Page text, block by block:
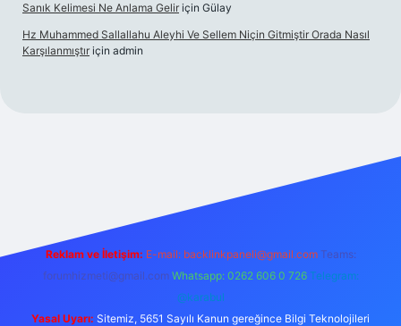
Sanık Kelimesi Ne Anlama Gelir için Gülay
Hz Muhammed Sallallahu Aleyhi Ve Sellem Niçin Gitmiştir Orada Nasıl
Karşılanmıştır için admin
Reklam ve İletişim: E-mail: backlinkpaneli@gmail.com Teams:
forumhizmeti@gmail.com Whatsapp: 0262 606 0 726 Telegram:
@karabul
Yasal Uyarı: Sitemiz, 5651 Sayılı Kanun gereğince Bilgi Teknolojileri